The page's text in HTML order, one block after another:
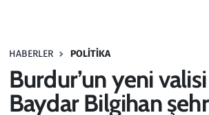
HABERLER POLITIKA
Burdur’un yeni
Baydar Bilgihan
Haber
Kültür Sanat